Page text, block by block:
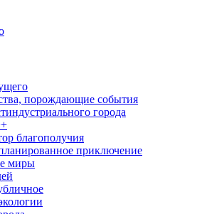
порождающие события
города
благополучия
приключение
миры